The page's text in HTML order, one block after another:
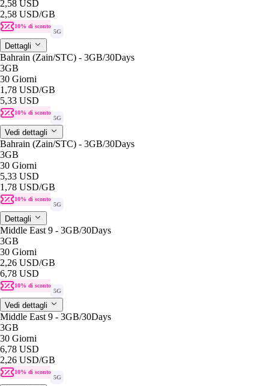
2,58 USD
2,58 USD/GB
10% di sconto
5G
Dettagli
Bahrain (Zain/STC) - 3GB/30Days
3GB
30 Giorni
1,78 USD/GB
5,33 USD
10% di sconto
5G
Vedi dettagli
Bahrain (Zain/STC) - 3GB/30Days
3GB
30 Giorni
5,33 USD
1,78 USD/GB
10% di sconto
5G
Dettagli
Middle East 9 - 3GB/30Days
3GB
30 Giorni
2,26 USD/GB
6,78 USD
10% di sconto
5G
Vedi dettagli
Middle East 9 - 3GB/30Days
3GB
30 Giorni
6,78 USD
2,26 USD/GB
10% di sconto
5G